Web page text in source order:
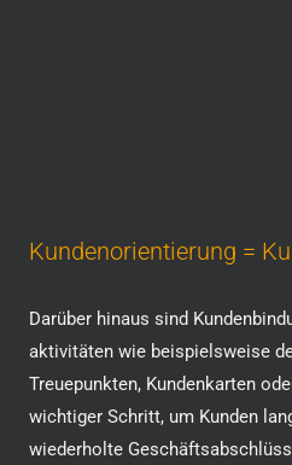
Kundenorientierung =
Darüber hinaus sind
aktivitäten wie beispielsweise
Treuepunkten, Kundenkarten
wichtiger Schritt, um Kunden
wiederholte